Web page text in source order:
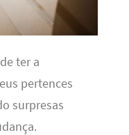
ter a
pertences
surpresas